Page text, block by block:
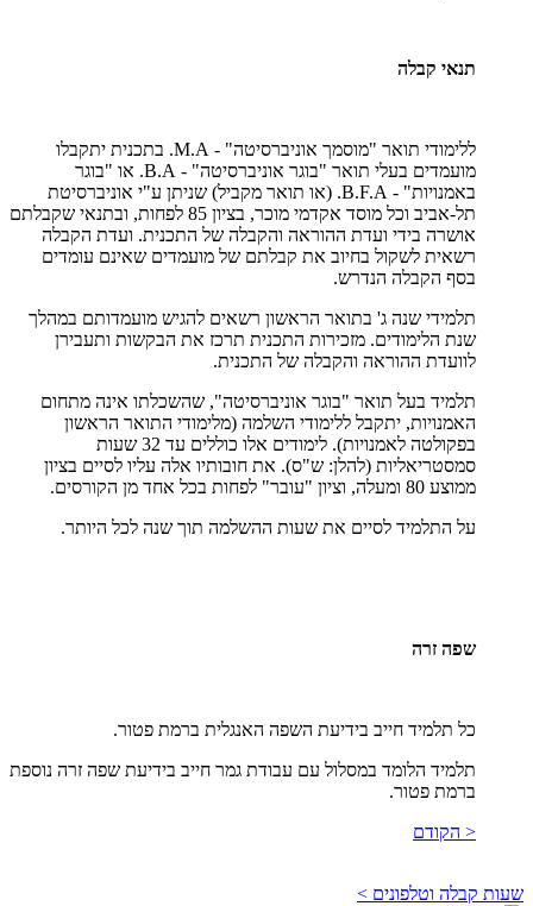
תנאי קבלה
ללימודי תואר "מוסמך אוניברסיטה" - M.A. בתכנית יתקבלו
מועמדים בעלי תואר "בוגר אוניברסיטה" - B.A. או "בוגר
באמנויות" - B.F.A. (או תואר מקביל) שניתן ע"י אוניברסיטת
תל-אביב וכל מוסד אקדמי מוכר, בציון 85 לפחות, ובתנאי שקבלתם
אושרה בידי ועדת ההוראה והקבלה של התכנית. ועדת הקבלה
רשאית לשקול בחיוב את קבלתם של מועמדים שאינם עומדים
בסף הקבלה הנדרש.
תלמידי שנה ג' בתואר הראשון רשאים להגיש מועמדותם במהלך
שנת הלימודים. מזכירות התכנית תרכז את הבקשות ותעבירן
לוועדת ההוראה והקבלה של התכנית.
תלמיד בעל תואר "בוגר אוניברסיטה", שהשכלתו אינה מתחום
האמנויות, יתקבל ללימודי השלמה (מלימודי התואר הראשון
בפקולטה לאמנויות). לימודים אלו כוללים עד 32 שעות
סמסטריאליות (להלן: ש"ס). את חובותיו אלה עליו לסיים בציון
ממוצע 80 ומעלה, וציון "עובר" לפחות בכל אחד מן הקורסים.
על התלמיד לסיים את שעות ההשלמה תוך שנה לכל היותר.
שפה זרה
כל תלמיד חייב בידיעת השפה האנגלית ברמת פטור.
תלמיד הלומד במסלול עם עבודת גמר חייב בידיעת שפה זרה נוספת
ברמת פטור.
< הקודם
שעות קבלה וטלפונים >